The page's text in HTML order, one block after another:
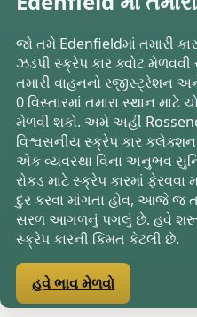
જો તમે Edenfieldમાં તમારી
ઝડપી સ્ક્રેપ કાર ક્વોટ
તમારી વાહનનો રજીસ્ટ્રેશન
0 વિસ્તારમાં તમારા સ્થાન માટે
મેળવી શકો. અમે અહીં
વિશ્વસનીય સ્ક્રેપ કાર
એક વ્યવસ્થા વિના અનુભવ
રોકડ માટે સ્ક્રેપ કારમાં
દુર કરવા માંગતા હોવ, આજે જ
સરળ આગળનું પગલું છે. હવે
સ્ક્રેપ કારની કિંમત કેટલી છે.
હવે ભાવ મેળવો